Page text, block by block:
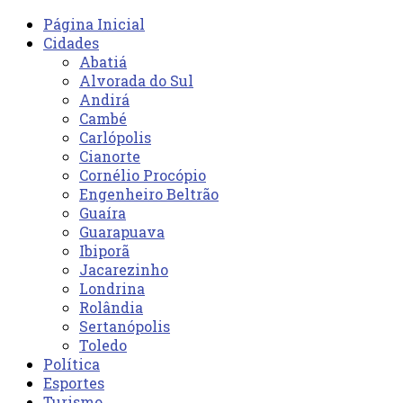
Página Inicial
Cidades
Abatiá
Alvorada do Sul
Andirá
Cambé
Carlópolis
Cianorte
Cornélio Procópio
Engenheiro Beltrão
Guaíra
Guarapuava
Ibiporã
Jacarezinho
Londrina
Rolândia
Sertanópolis
Toledo
Política
Esportes